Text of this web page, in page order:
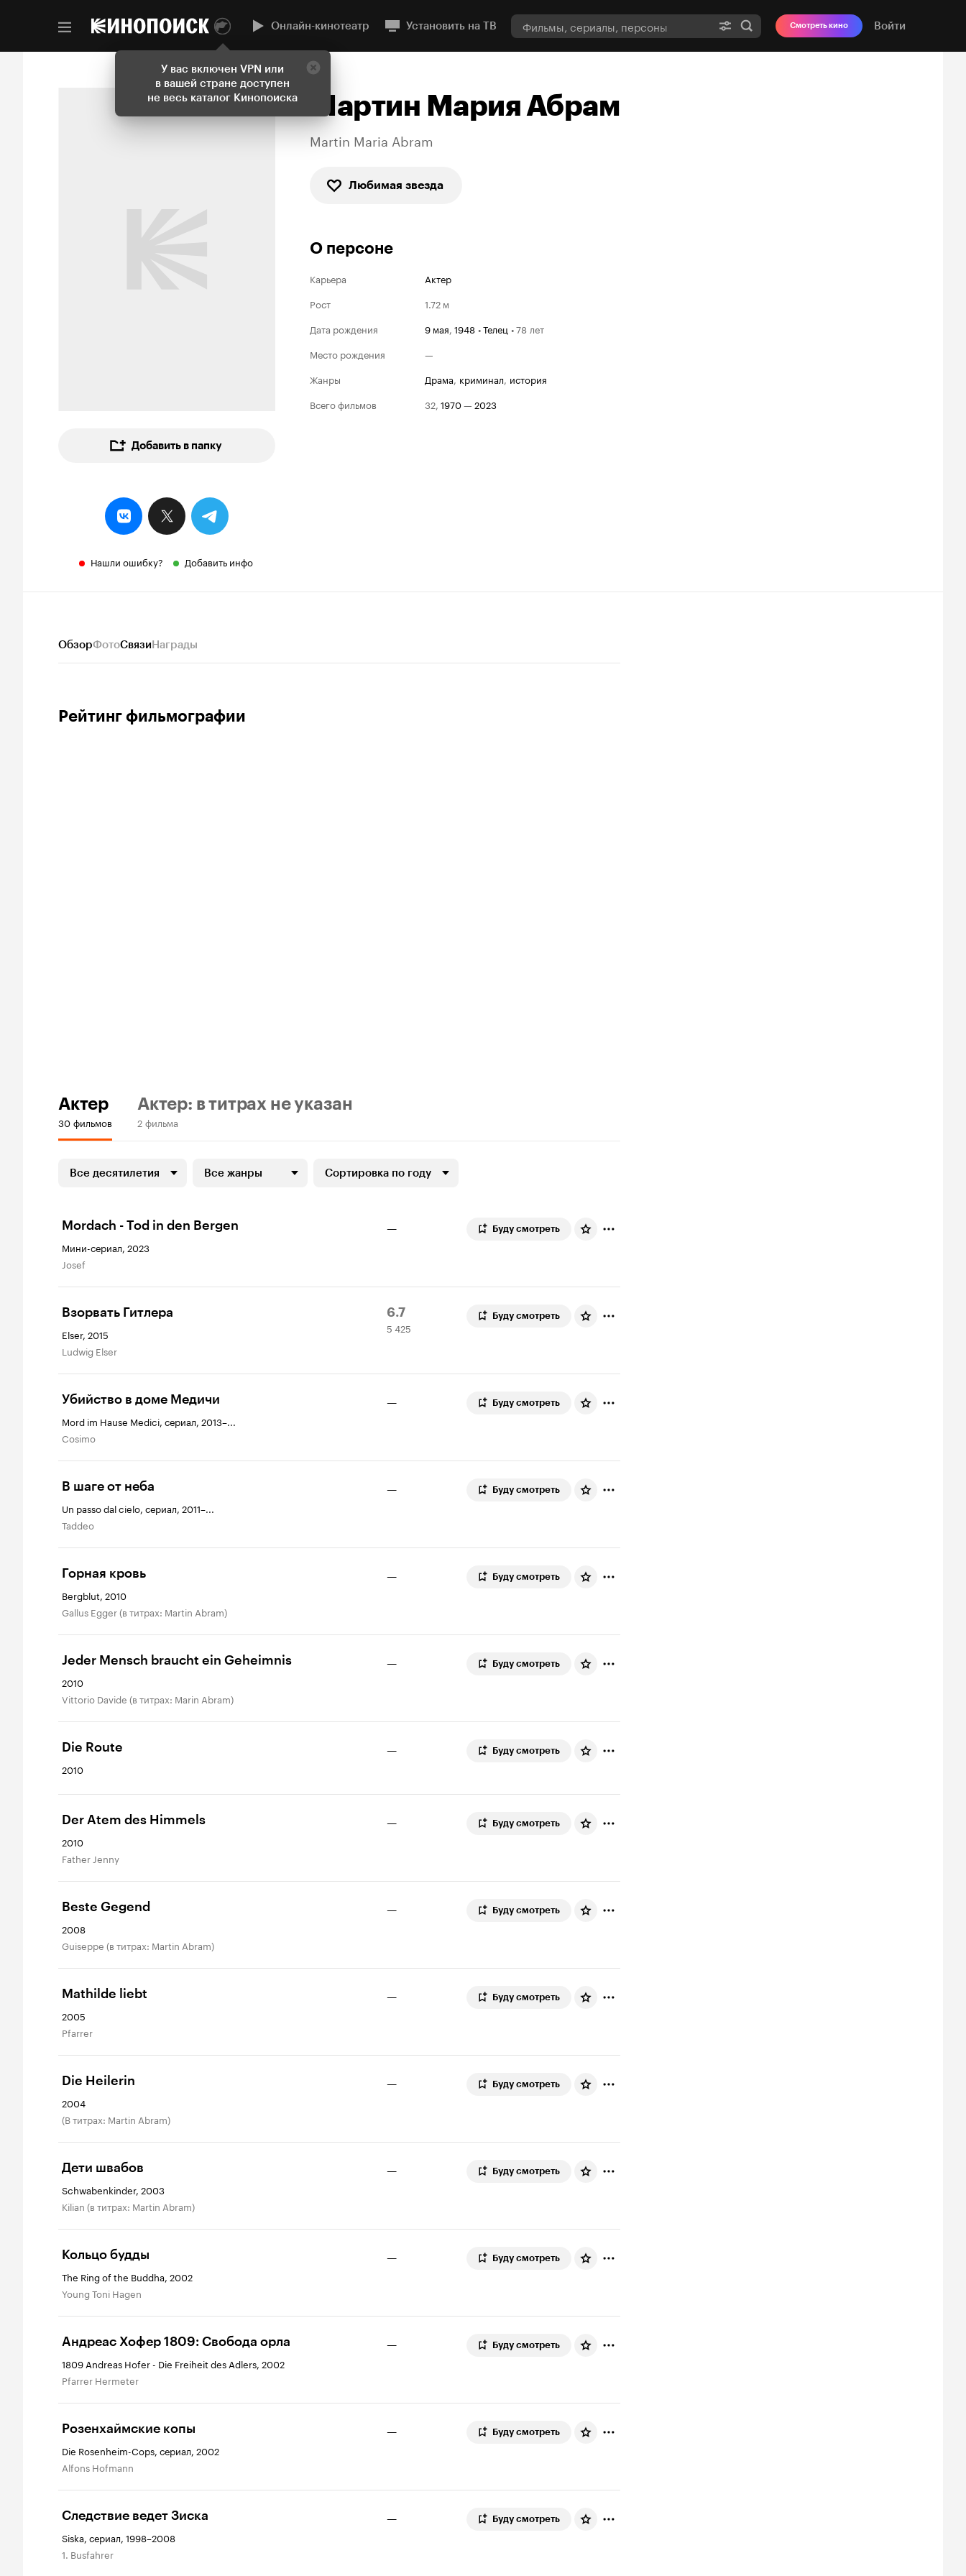
У вас включен VPN или
в вашей стране доступен
не весь каталог Кинопоиска
Онлайн-кинотеатр Установить на ТВ Смотреть кино Войти
Добавить в папку
Нашли ошибку? Добавить инфо
Мартин Мария Абрам
Martin Maria Abram
Любимая звезда
О персоне
Карьера
Актер
Рост
1.72 м
Дата рождения
9 мая, 1948 •Телец •78 лет
Место рождения
—
Жанры
драма, криминал, история
Всего фильмов
32, 1970— 2023
ОбзорФотоСвязиНаграды
Рейтинг фильмографии
Актер
30 фильмов
Актер: в титрах не указан
2 фильма
Все десятилетия Все жанры Сортировка по году
Mordach - Tod in den Bergen
Мини-сериал, 2023
Josef
— Буду смотреть
Взорвать Гитлера
Elser, 2015
Ludwig Elser
Рейтинг
Кинопоиска
6.7
5
425
5 425
Буду смотреть
Убийство в доме Медичи
Mord im Hause Medici, сериал, 2013–...
Cosimo
— Буду смотреть
В шаге от неба
Un passo dal cielo, сериал, 2011–...
Taddeo
— Буду смотреть
Горная кровь
Bergblut, 2010
Gallus Egger (в титрах: Martin Abram)
— Буду смотреть
Jeder Mensch braucht ein Geheimnis
2010
Vittorio Davide (в титрах: Marin Abram)
— Буду смотреть
Die Route
2010
— Буду смотреть
Der Atem des Himmels
2010
Father Jenny
— Буду смотреть
Beste Gegend
2008
Guiseppe (в титрах: Martin Abram)
— Буду смотреть
Mathilde liebt
2005
Pfarrer
— Буду смотреть
Die Heilerin
2004
(в титрах: Martin Abram)
— Буду смотреть
Дети швабов
Schwabenkinder, 2003
Kilian (в титрах: Martin Abram)
— Буду смотреть
Кольцо будды
The Ring of the Buddha, 2002
Young Toni Hagen
— Буду смотреть
Андреас Хофер 1809: Свобода орла
1809 Andreas Hofer - Die Freiheit des Adlers, 2002
Pfarrer Hermeter
— Буду смотреть
Розенхаймские копы
Die Rosenheim-Cops, сериал, 2002
Alfons Hofmann
— Буду смотреть
Следствие ведет Зиска
Siska, сериал, 1998–2008
1. Busfahrer
— Буду смотреть